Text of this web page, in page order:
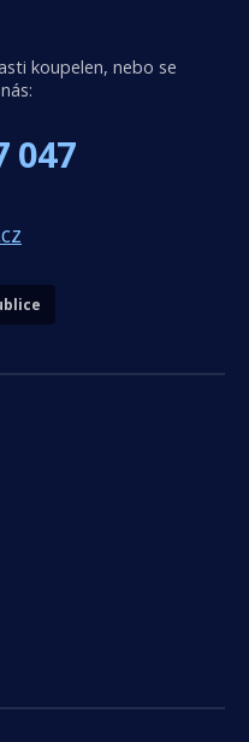
koupelen, nebo se
047